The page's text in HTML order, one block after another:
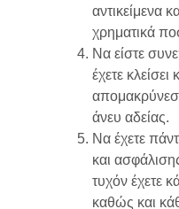
αντικείμενα
χρηματικά
Να είστε
έχετε κλείσει
άνευ αδείας.
Να έχετε
και
τυχόν έχετε
καθώς και